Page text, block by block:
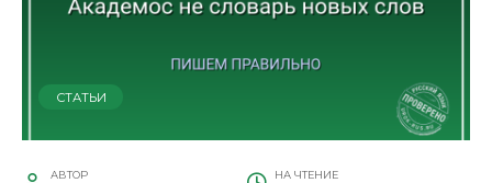
СТАТЬИ
АВТОР НА ЧТЕНИЕ